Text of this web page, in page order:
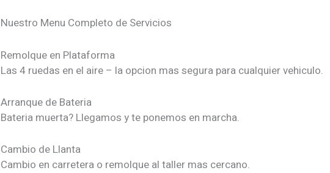
Nuestro Menu Completo de Servicios
Remolque en Plataforma
Las 4 ruedas en el aire – la opcion mas segura para cualquier vehiculo.
Arranque de Bateria
Bateria muerta? Llegamos y te ponemos en marcha.
Cambio de Llanta
Cambio en carretera o remolque al taller mas cercano.